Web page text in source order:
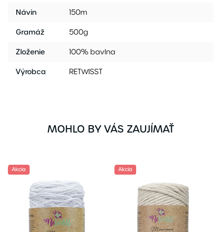
Návin
150m
Gramáž
500g
Zloženie
100% bavlna
Výrobca
RETWISST
MOHLO BY VÁS ZAUJÍMAŤ
Akcia Akcia